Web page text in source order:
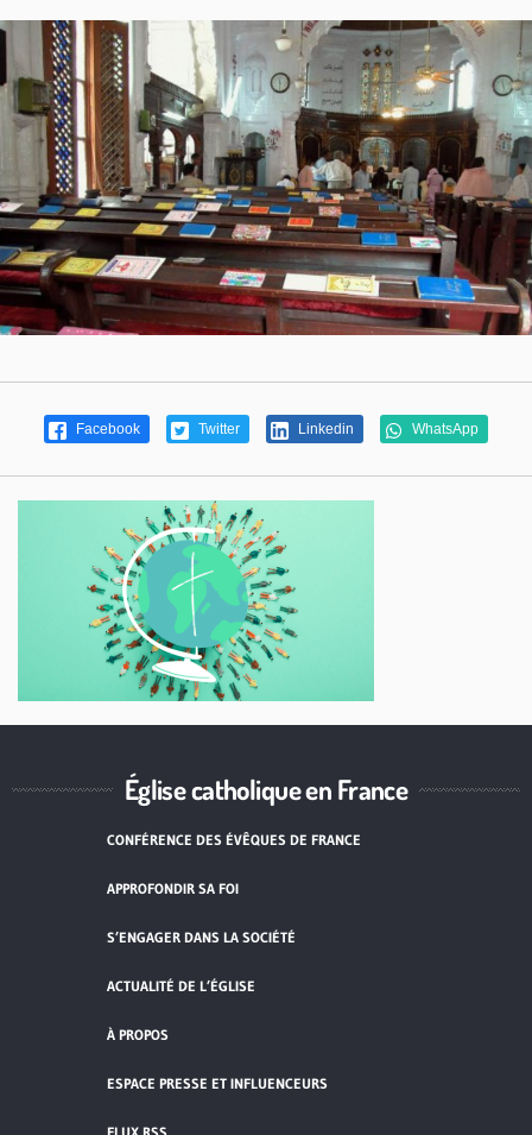
Facebook Twitter Linkedin WhatsApp
Église catholique en France
CONFÉRENCE DES ÉVÊQUES DE FRANCE
APPROFONDIR SA FOI
S’ENGAGER DANS LA SOCIÉTÉ
ACTUALITÉ DE L’ÉGLISE
À PROPOS
ESPACE PRESSE ET INFLUENCEURS